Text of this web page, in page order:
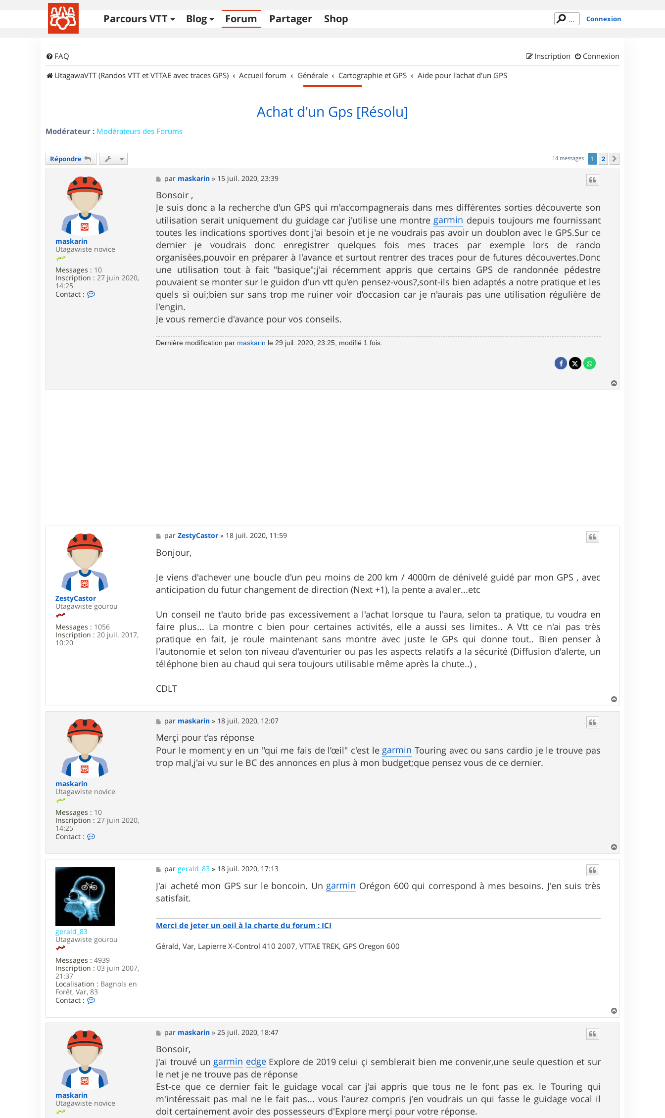
Parcours VTT Blog Forum Partager Shop Connexion
FAQ Connexion
Inscription
UtagawaVTT (Randos VTT et VTTAE avec traces GPS)
Accueil forum Générale Cartographie et GPS Aide pour l'achat d'un GPS
Achat d'un Gps [Résolu]
Modérateur : Modérateurs des Forums
Répondre 14 messages 1 2
maskarin
Utagawiste novice
Messages : 10
Inscription : 27 juin 2020,
14:25
Contact :
k
M
e
s
s
a
g
e
par maskarin » 15 juil. 2020, 23:39
Bonsoir ,
Je suis donc a la recherche d'un GPS qui m'accompagnerais dans mes différentes sorties découverte son
utilisation serait uniquement du guidage car j'utilise une montregarmin depuis toujours me fournissant
toutes les indications sportives dont j'ai besoin et je ne voudrais pas avoir un doublon avec le GPS.Sur ce
dernier je voudrais donc enregistrer quelques fois mes traces par exemple lors de rando
organisées,pouvoir en préparer à l'avance et surtout rentrer des traces pour de futures découvertes.Donc
une utilisation tout à fait "basique";j'ai récemment appris que certains GPS de randonnée pédestre
pouvaient se monter sur le guidon d'un vtt qu'en pensez-vous?,sont-ils bien adaptés a notre pratique et les
quels si oui;bien sur sans trop me ruiner voir d’occasion car je n'aurais pas une utilisation régulière de
l'engin.
Je vous remercie d'avance pour vos conseils.
Dernière modification par maskarin le 29 juil. 2020, 23:25, modifié 1 fois.
a
ZestyCastor
Utagawiste gourou
Messages : 1056
Inscription : 20 juil. 2017,
10:20
M
e
s
s
g
e
parZestyCastor » 18 juil. 2020, 11:59
Bonjour,
Je viens d'achever une boucle d'un peu moins de 200 km / 4000m de dénivelé guidé par mon GPS , avec
anticipation du futur changement de direction (Next +1), la pente a avaler...etc
Un conseil ne t'auto bride pas excessivement a l'achat lorsque tu l'aura, selon ta pratique, tu voudra en
faire plus... La montre c bien pour certaines activités, elle a aussi ses limites.. A Vtt ce n'ai pas très
pratique en fait, je roule maintenant sans montre avec juste le GPs qui donne tout.. Bien penser à
l'autonomie et selon ton niveau d'aventurier ou pas les aspects relatifs a la sécurité (Diffusion d'alerte, un
téléphone bien au chaud qui sera toujours utilisable même après la chute..) ,
CDLT
a
maskarin
Utagawiste novice
Messages : 10
Inscription : 27 juin 2020,
14:25
Contact :
t
a
c
t
e
r
m
a
s
a
r
n
M
e
s
s
a
g
e
par maskarin » 18 juil. 2020, 12:07
Merçi pour t'as réponse
Pour le moment y en un "qui me fais de l’œil" c'est legarmin Touring avec ou sans cardio je le trouve pas
trop mal,j'ai vu sur le BC des annonces en plus à mon budget;que pensez vous de ce dernier.
a
u
gerald_83
Utagawiste gourou
Messages : 4939
Inscription : 03 juin 2007,
21:37
Localisation : Bagnols en
Forêt, Var, 83
Contact :
t
c
t
e
g
e
r
l
M
e
s
s
a
par gerald_83 » 18 juil. 2020, 17:13
J'ai acheté mon GPS sur le boncoin. Ungarmin Orégon 600 qui correspond à mes besoins. J'en suis très
satisfait.
Merci de jeter un oeil à la charte du forum : ICI
Gérald, Var, Lapierre X-Control 410 2007, VTTAE TREK, GPS Oregon 600
a
maskarin
Utagawiste novice
M
e
s
s
a
g
e
par maskarin » 25 juil. 2020, 18:47
Bonsoir,
J'ai trouvé ungarmin edgeExplore de 2019 celui çi semblerait bien me convenir,une seule question et sur
le net je ne trouve pas de réponse
Est-ce que ce dernier fait le guidage vocal car j'ai appris que tous ne le font pas ex. le Touring qui
m'intéressait pas mal ne le fait pas... vous l'aurez compris j'en voudrais un qui fasse le guidage vocal il
doit certainement avoir des possesseurs d'Explore merçi pour votre réponse.